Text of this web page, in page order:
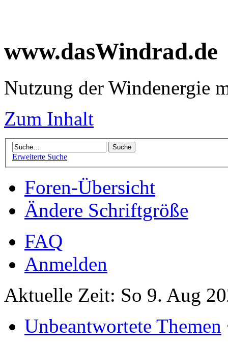
www.dasWindrad.de
Nutzung der Windenergie
Zum Inhalt
Erweiterte Suche
Foren-Übersicht
Ändere Schriftgröße
FAQ
Anmelden
Aktuelle Zeit: So 9. Aug
Unbeantwortete Themen